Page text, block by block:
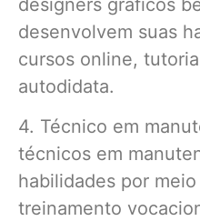
desenvolvem suas
cursos online,
autodidata.
4. Técnico em
técnicos em
habilidades por
treinamento